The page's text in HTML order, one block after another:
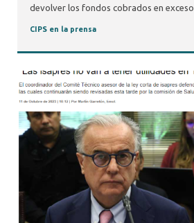
devolver los fondos cobrados en exceso
CIPS en la prensa